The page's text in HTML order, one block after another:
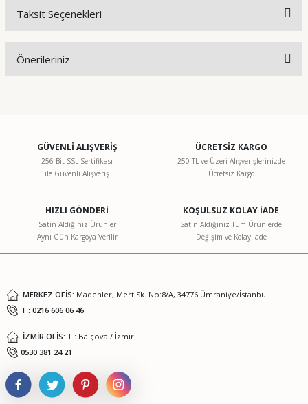
Taksit Seçenekleri
Önerileriniz
Ürün resmi kalitesiz, bozuk veya görüntülenemiyor.
Ürün bilgilerinde hatalar bulunuyor.
Ürün fiyatı diğer sitelerden daha pahalı.
GÜVENLİ ALIŞVERİŞ
256 Bit SSL Sertifikası
ile Güvenli Alışveriş
ÜCRETSİZ KARGO
250 TL ve Üzeri Alışverişlerinizde
Ücretsiz Kargo
HIZLI GÖNDERİ
Satın Aldığınız Ürünler
Aynı Gün Kargoya Verilir
KOŞULSUZ KOLAY İADE
Satın Aldığınız Tüm Ürünlerde
Değişim ve Kolay İade
MERKEZ OFİS: Madenler, Mert Sk. No:8/A, 34776 Ümraniye/İstanbul
T : 0216 606 06 46
İZMİR OFİS: T : Balçova / İzmir
0530 381 24 21